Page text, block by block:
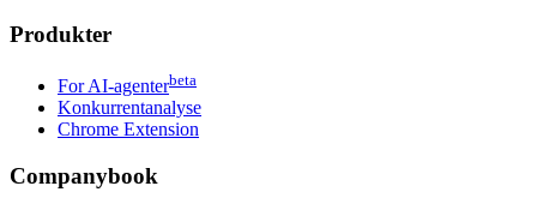
Produkter
For AI-agenterbeta
Konkurrentanalyse
Chrome Extension
Companybook